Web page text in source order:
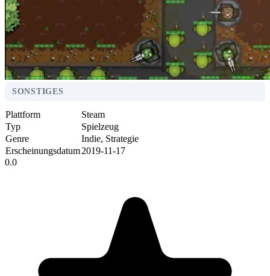
SONSTIGES
Plattform
Steam
Typ
Spielzeug
Genre
Indie, Strategie
Erscheinungsdatum2019-11-17
0.0